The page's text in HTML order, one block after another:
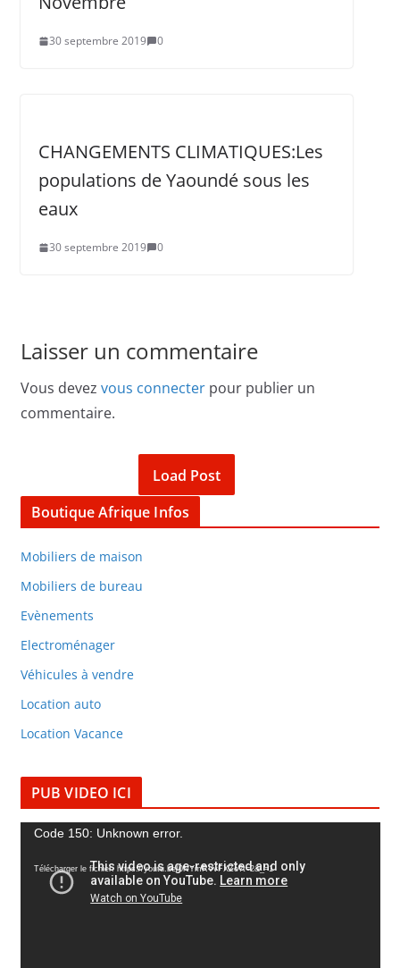
30 septembre 2019 0
CHANGEMENTS CLIMATIQUES:Les
populations de Yaoundé sous les
eaux
30 septembre 2019 0
Laisser un commentaire
Vous devez vous connecterpour publier un
commentaire.
Load Post
Boutique Afrique Infos
Mobiliers de maison
Mobiliers de bureau
Evènements
Electroménager
Véhicules à vendre
Location auto
Location Vacance
PUB VIDEO ICI
Code 150: Unknown error.
Télécharger le fichier: https://youtu.be/0NYmRVvFXZo?t=2&_=1